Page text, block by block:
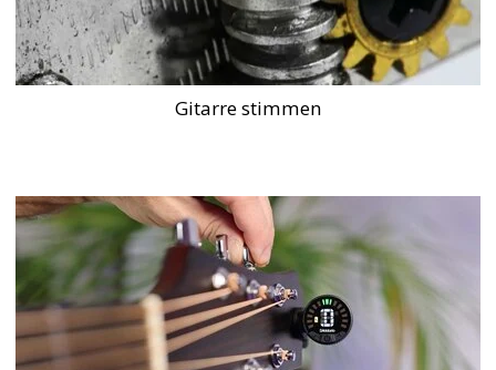
Gitarre stimmen